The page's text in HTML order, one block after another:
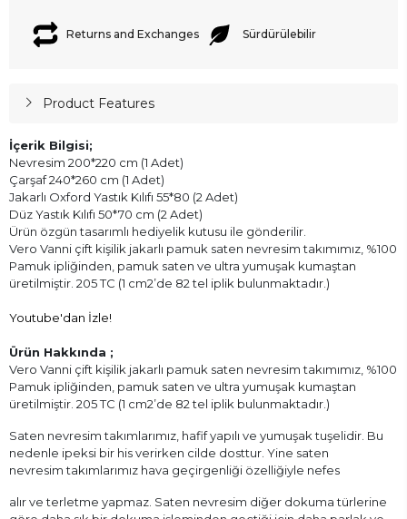
Returns and Exchanges Sürdürülebilir
Product Features
İçerik Bilgisi;
Nevresim 200*220 cm (1 Adet)
Çarşaf 240*260 cm (1 Adet)
Jakarlı Oxford Yastık Kılıfı 55*80 (2 Adet)
Düz Yastık Kılıfı 50*70 cm (2 Adet)
Ürün özgün tasarımlı hediyelik kutusu ile gönderilir.
Vero Vanni çift kişilik jakarlı pamuk saten nevresim takımımız, %100
Pamuk ipliğinden, pamuk saten ve ultra yumuşak kumaştan
üretilmiştir. 205 TC (1 cm2’de 82 tel iplik bulunmaktadır.)
Youtube'dan İzle!
Ürün Hakkında ;
Vero Vanni çift kişilik jakarlı pamuk saten nevresim takımımız, %100
Pamuk ipliğinden, pamuk saten ve ultra yumuşak kumaştan
üretilmiştir. 205 TC (1 cm2’de 82 tel iplik bulunmaktadır.)
Saten nevresim takımlarımız, hafif yapılı ve yumuşak tuşelidir. Bu
nedenle ipeksi bir his verirken cilde dosttur. Yine saten
nevresim takımlarımız hava geçirgenliği özelliğiyle nefes
alır ve terletme yapmaz. Saten nevresim diğer dokuma türlerine